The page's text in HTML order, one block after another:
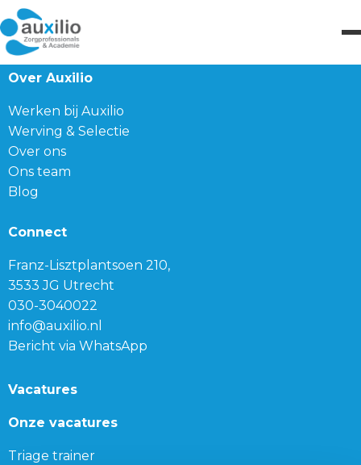
Over Auxilio
Werken bij Auxilio
Werving & Selectie
Over ons
Ons team
Blog
Connect
Franz-Lisztplantsoen 210,
3533 JG Utrecht
030-3040022
info@auxilio.nl
Bericht via WhatsApp
Vacatures
Onze vacatures
Triage trainer